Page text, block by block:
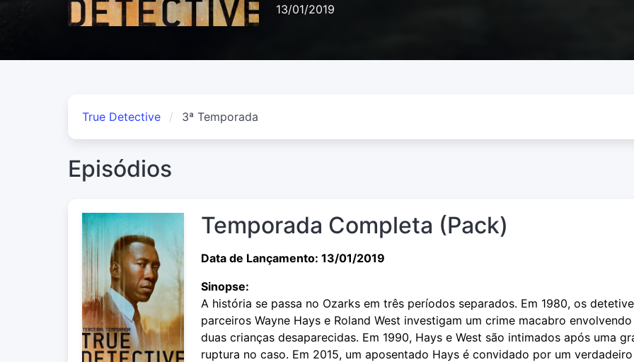
13/01/2019
True Detective 3ª Temporada
Episódios
Temporada Completa (Pack)
Data de Lançamento: 13/01/2019
Sinopse:
A história se passa no Ozarks em três períodos separados. Em 1980, os
parceiros Wayne Hays e Roland West investigam um crime macabro envolvendo
duas crianças desaparecidas. Em 1990, Hays e West são intimados após uma
ruptura no caso. Em 2015, um aposentado Hays é convidado por um verdadeiro